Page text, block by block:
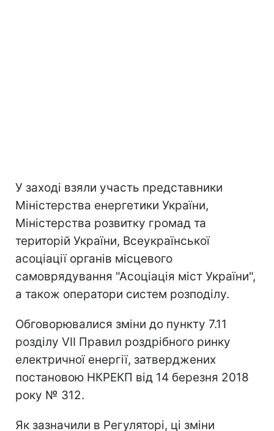
У заході взяли участь представники
Міністерства енергетики України,
Міністерства розвитку громад та
територій України, Всеукраїнської
асоціації органів місцевого
самоврядування "Асоціація міст України",
а також оператори систем розподілу.
Обговорювалися зміни до пункту 7.11
розділу VII Правил роздрібного ринку
електричної енергії, затверджених
постановою НКРЕКП від 14 березня 2018
року № 312.
Як зазначили в Регуляторі, ці зміни